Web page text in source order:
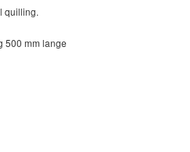
quilling.
500 mm lange